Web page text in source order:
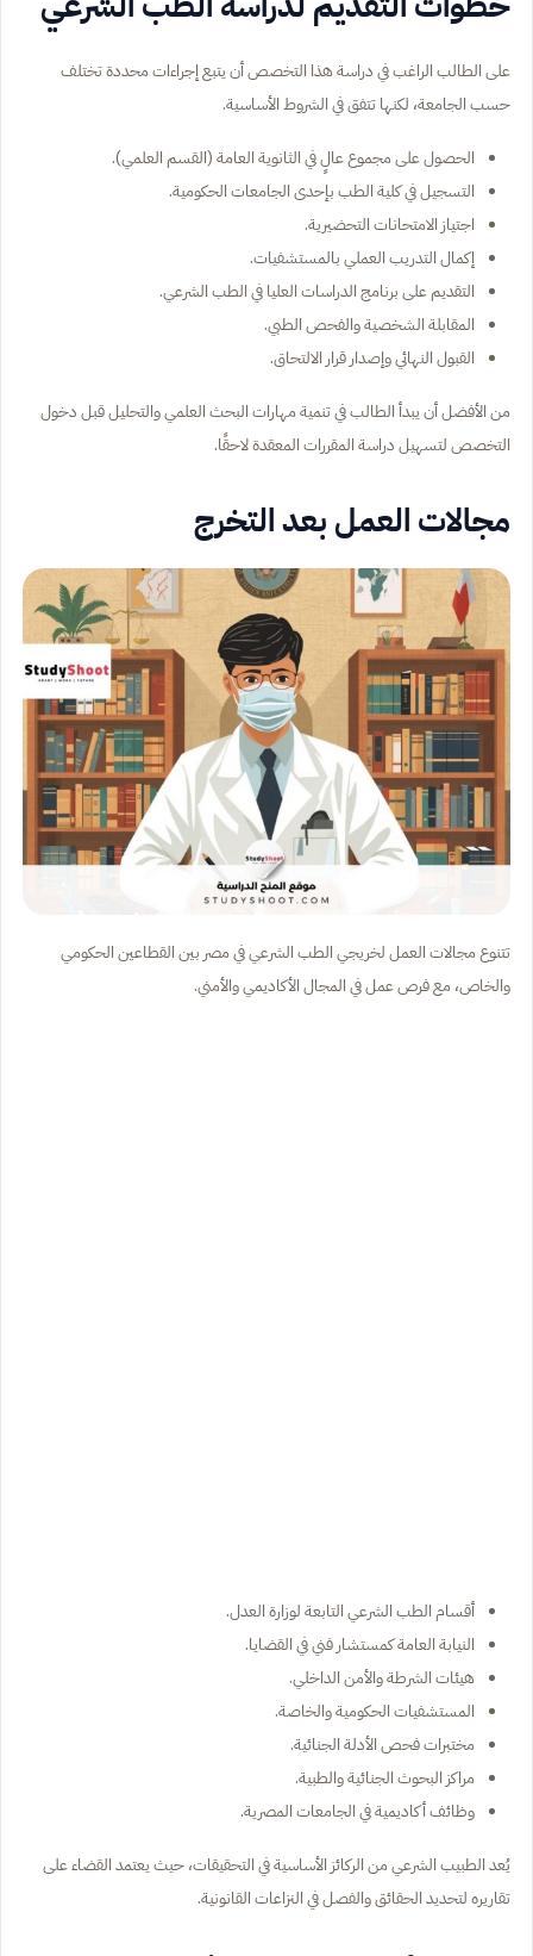
على الطالب الراغب في دراسة هذا التخصص أن يتبع إجراءات محددة تختلف
حسب الجامعة، لكنها تتفق في الشروط الأساسية.
الحصول على مجموع عالٍ في الثانوية العامة (القسم العلمي).
التسجيل في كلية الطب بإحدى الجامعات الحكومية.
اجتياز الامتحانات التحضيرية.
إكمال التدريب العملي بالمستشفيات.
التقديم على برنامج الدراسات العليا في الطب الشرعي.
المقابلة الشخصية والفحص الطبي.
القبول النهائي وإصدار قرار الالتحاق.
من الأفضل أن يبدأ الطالب في تنمية مهارات البحث العلمي والتحليل قبل دخول
التخصص لتسهيل دراسة المقررات المعقدة لاحقًا.
مجالات العمل بعد التخرج
تتنوع مجالات العمل لخريجي الطب الشرعي في مصر بين القطاعين الحكومي
والخاص، مع فرص عمل في المجال الأكاديمي والأمني.
أقسام الطب الشرعي التابعة لوزارة العدل.
النيابة العامة كمستشار فني في القضايا.
هيئات الشرطة والأمن الداخلي.
المستشفيات الحكومية والخاصة.
مختبرات فحص الأدلة الجنائية.
مراكز البحوث الجنائية والطبية.
وظائف أكاديمية في الجامعات المصرية.
يُعد الطبيب الشرعي من الركائز الأساسية في التحقيقات، حيث يعتمد القضاء على
تقاريره لتحديد الحقائق والفصل في النزاعات القانونية.